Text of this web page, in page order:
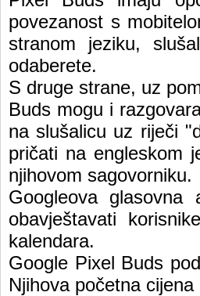
povezanost s
stranom jeziku,
odaberete.
S druge strane, uz
Buds mogu i
na slušalicu uz riječi
pričati na engleskom
njihovom sagovorniku.
Googleova
obavještavati
kalendara.
Google Pixel Buds
Njihova početna